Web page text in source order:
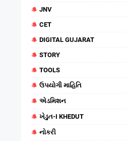
JNV
CET
DIGITAL GUJARAT
STORY
TOOLS
ઉપયોગી માહિતિ
એડમિશન
ખેડુત-I KHEDUT
નોકરી